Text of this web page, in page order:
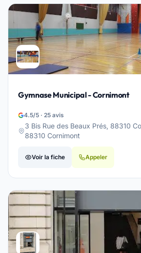
Gymnase Municipal - Cornimont
4.5/5 · 25 avis
3 Bis Rue des Beaux Prés, 88310
88310 Cornimont
Voir la fiche Appeler